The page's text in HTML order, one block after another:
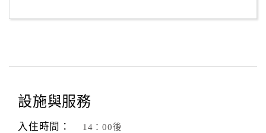
設施與服務
入住時間： 14：00後